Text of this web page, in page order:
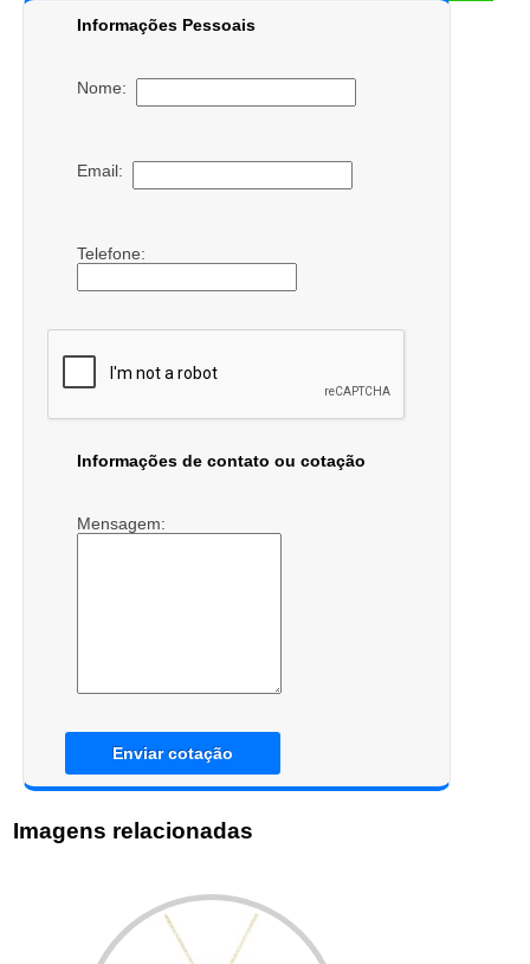
Informações Pessoais
Nome:
Email:
Telefone:
Informações de contato ou cotação
Mensagem:
Enviar cotação
Imagens relacionadas